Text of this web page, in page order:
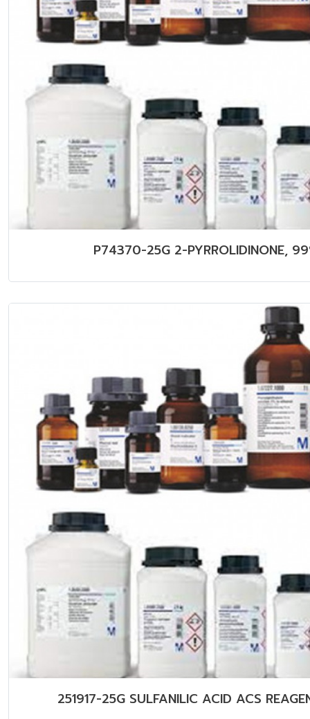
P74370-25G 2-PYRROLIDINONE,
251917-25G SULFANILIC ACID ACS